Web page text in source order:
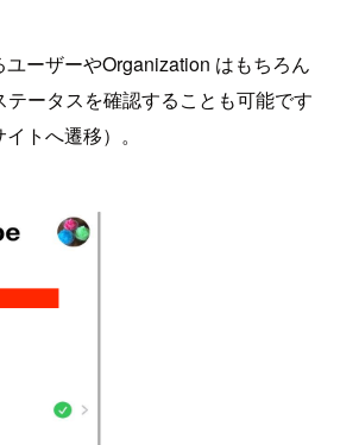
ーザーやOrganization はもちろん
ータスを確認することも可能です
トへ遷移）。